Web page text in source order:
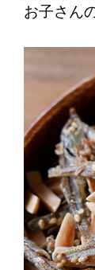
お子さん